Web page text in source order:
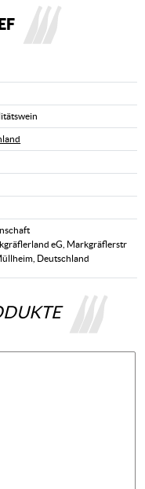
eG, Markgräflerstr
Deutschland